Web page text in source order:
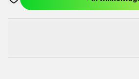
Opent een venster om in te loggen of